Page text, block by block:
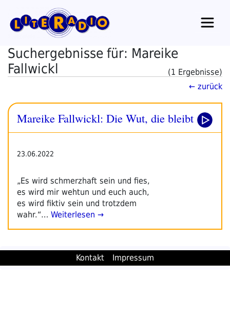
Inhalt
springen
Suchergebnisse für: Mareike
Fallwickl
(1 Ergebnisse)
← zurück
Mareike Fallwickl: Die Wut, die bleibt
23.06.2022
„Es wird schmerzhaft sein und fies,
es wird mir wehtun und euch auch,
es wird fiktiv sein und trotzdem
wahr.“… Weiterlesen →
Kontakt Impressum